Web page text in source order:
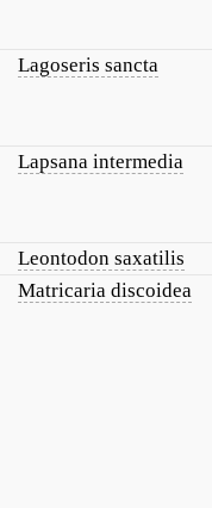
Lagoseris sancta
Lapsana intermedia
Leontodon saxatilis
Matricaria discoidea